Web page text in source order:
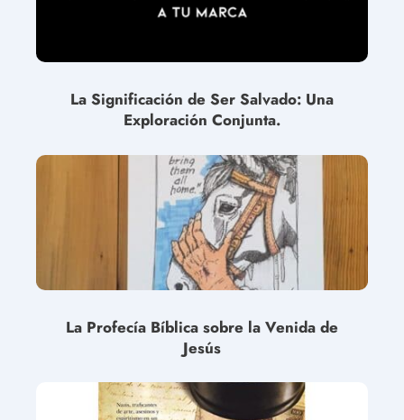
La Significación de Ser Salvado: Una
Exploración Conjunta.
La Profecía Bíblica sobre la Venida de
Jesús